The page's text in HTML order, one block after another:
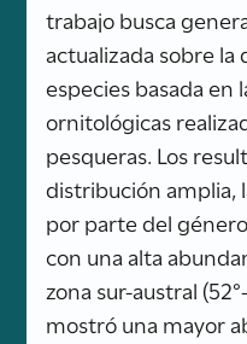
trabajo busca
actualizada sobre
especies basada en
ornitológicas
pesqueras. Los
distribución amplia,
por parte del
con una alta
zona sur-austral
mostró una mayor